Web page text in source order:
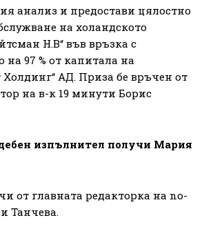
анализ и предостави цялостно
на холандското
Н.В“ във връзка с
на 97 % от капитала на
Холдинг“ АД. Приза бе връчен от
на в-к 19 минути Борис
изпълнител получи Мария
от главната редакторка на no-
Танчева.